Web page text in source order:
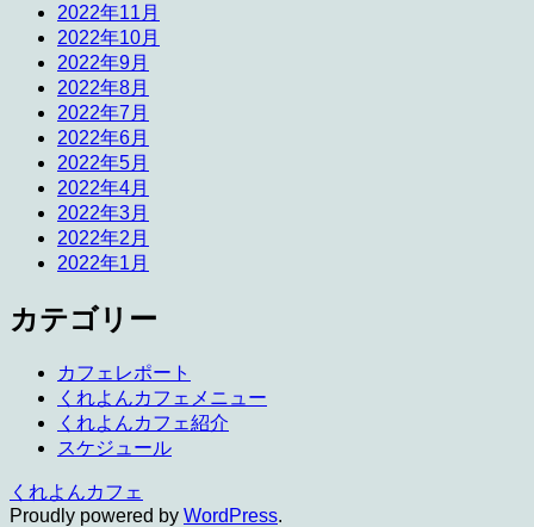
2022年11月
2022年10月
2022年9月
2022年8月
2022年7月
2022年6月
2022年5月
2022年4月
2022年3月
2022年2月
2022年1月
カテゴリー
カフェレポート
くれよんカフェメニュー
くれよんカフェ紹介
スケジュール
くれよんカフェ
Proudly powered by WordPress.